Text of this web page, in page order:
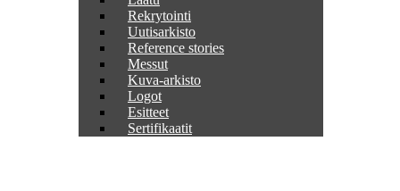
Rekrytointi
Uutisarkisto
Reference stories
Messut
Kuva-arkisto
Logot
Esitteet
Sertifikaatit